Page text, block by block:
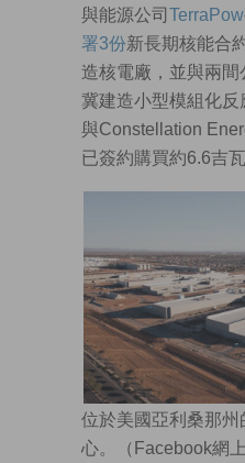
與能源公司
署3份新長期核能合
造核電廠，並與兩間
冀建造小型模組化
與Constellation
已簽約購買約6.6吉瓦
位於美國亞利桑那州
心。（Facebook網上